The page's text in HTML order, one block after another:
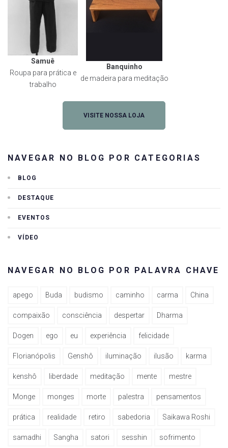
Samuê
Roupa para prática e
trabalho
Banquinho
de madeira para meditação
VISITE NOSSA LOJA
NAVEGAR NO BLOG POR CATEGORIAS
BLOG
DESTAQUE
EVENTOS
VÍDEO
NAVEGAR NO BLOG POR PALAVRA CHAVE
apego Buda budismo caminho carma China
compaixão consciência despertar Dharma
Dogen ego eu experiência felicidade
Florianópolis Genshô iluminação ilusão karma
kenshô liberdade meditação mente mestre
Monge monges morte palestra pensamentos
prática realidade retiro sabedoria Saikawa Roshi
samadhi Sangha satori sesshin sofrimento